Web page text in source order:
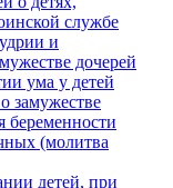
службе
и
дочерей
ума у детей
замужестве
(молитва
детей, при